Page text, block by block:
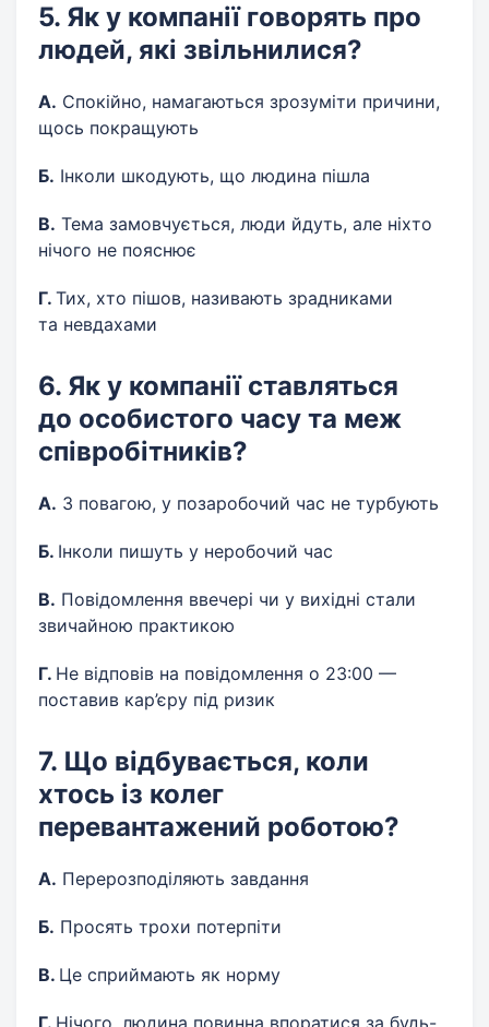
5. Як у компанії говорять про
людей, які звільнилися?
А. Спокійно, намагаються зрозуміти причини,
щось покращують
Б. Інколи шкодують, що людина пішла
В. Тема замовчується, люди йдуть, але ніхто
нічого не пояснює
Г. Тих, хто пішов, називають зрадниками
та невдахами
6. Як у компанії ставляться
до особистого часу та меж
співробітників?
А. З повагою, у позаробочий час не турбують
Б. Інколи пишуть у неробочий час
В. Повідомлення ввечері чи у вихідні стали
звичайною практикою
Г. Не відповів на повідомлення о 23:00 —
поставив кар’єру під ризик
7. Що відбувається, коли
хтось із колег
перевантажений роботою?
А. Перерозподіляють завдання
Б. Просять трохи потерпіти
В. Це сприймають як норму
Г. Нічого, людина повинна впоратися за будь-